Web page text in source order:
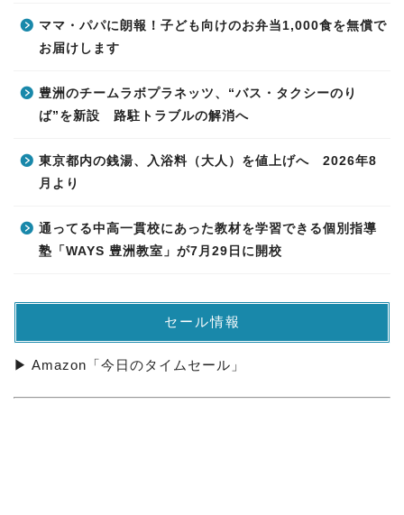
ママ・パパに朗報！子ども向けのお弁当1,000食を無償で
お届けします
豊洲のチームラボプラネッツ、“バス・タクシーのり
ば”を新設 路駐トラブルの解消へ
東京都内の銭湯、入浴料（大人）を値上げへ 2026年8
月より
通ってる中高一貫校にあった教材を学習できる個別指導
塾「WAYS 豊洲教室」が7月29日に開校
セール情報
▶ Amazon「今日のタイムセール」